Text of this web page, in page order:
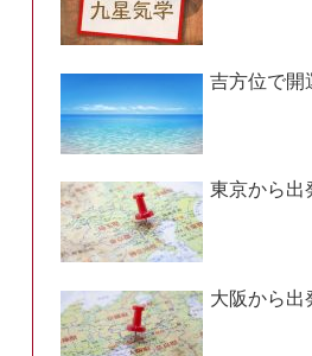
吉方位で開
東京から出
大阪から出